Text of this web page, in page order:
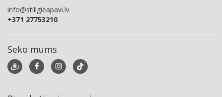
info@stiligieapavi.lv
+371 27753210
Seko mums